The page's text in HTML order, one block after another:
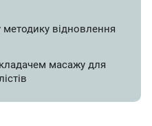
відновлення
масажу для